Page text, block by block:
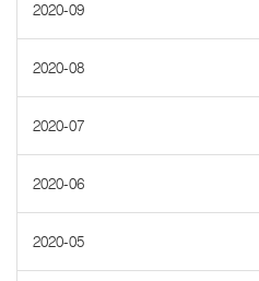
2020-09
2020-08
2020-07
2020-06
2020-05